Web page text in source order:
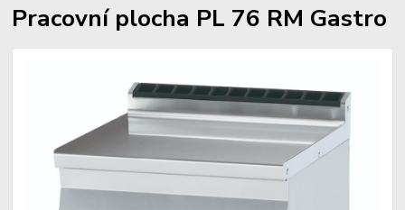
Pracovní plocha PL 76 RM Gastro